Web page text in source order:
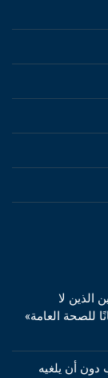
الذين لا
للصحة العامة»
دون أن يلغيه